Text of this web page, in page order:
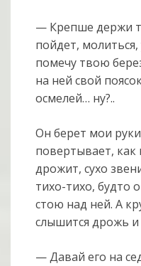
— Крепше держи
пойдет,
помечу твою
на ней свой
осмелей… ну?..
Он берет мои
повертывает, как
дрожит, сухо
тихо-тихо, будто
стою над ней. А
слышится дрожь и
— Давай его на